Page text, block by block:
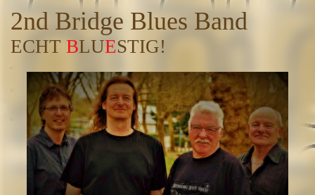
2nd Bridge Blues Band
ECHT BLUESTIG!